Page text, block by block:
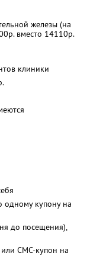
железы (на
вместо 14110р.
клиники
одному купону на
до посещения),
или СМС-купон на